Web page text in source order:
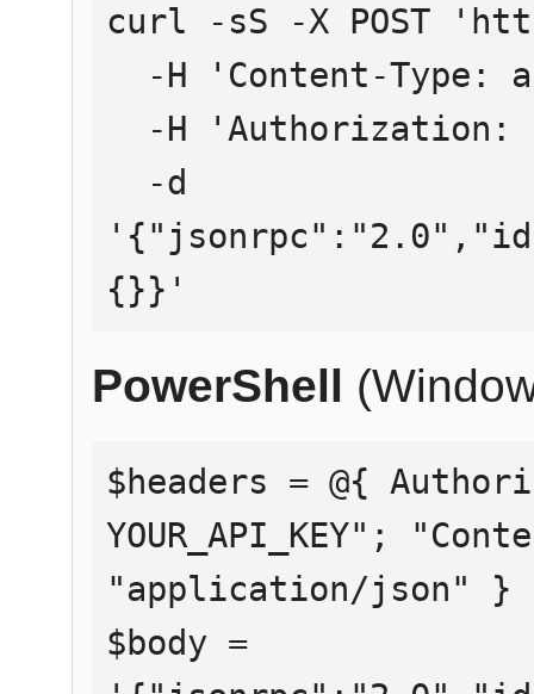
curl -sS -X POST
{}}'
PowerShell
$headers = @{
YOUR_API_KEY";
"application/json" }
$body =